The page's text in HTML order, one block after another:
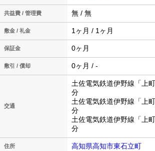
共益費 / 管理費 無 / 無
敷金 / 礼金 1ヶ月 / 1ヶ月
保証金 0ヶ月
敷引 / 償却 0ヶ月 / -
交通
土佐電気鉄道伊野線「上
分
土佐電気鉄道伊野線「上
分
土佐電気鉄道伊野線「上
分
住所 高知県高知市東石立町